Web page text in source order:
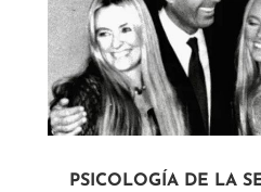
PSICOLOGÍA DE LA